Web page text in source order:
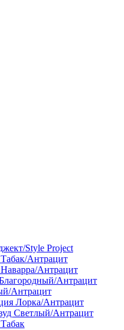
Style Project
Антрацит
Антрацит
Антрацит
Антрацит
Лорка/Антрацит
Светлый/Антрацит